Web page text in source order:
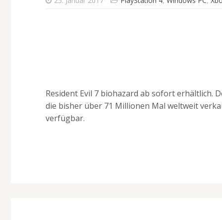
Resident Evil 7 biohazard ab sofort erhältlich.
die bisher über 71 Millionen Mal weltweit
verfügbar.